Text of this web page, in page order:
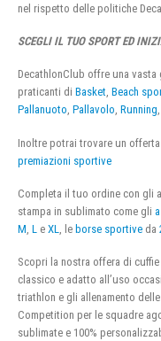
nel rispetto delle politiche
SCEGLI IL TUO SPORT ED
DecathlonClub offre una
praticanti di Basket, Beach
Pallanuoto, Pallavolo, Running,
Inoltre potrai trovare un
premiazioni sportive
Completa il tuo ordine con gli
stampa in sublimato come gli
M L e XL , le borse sportive da
Scopri la nostra offera di
classico e adatto all’uso
triathlon e gli allenamento
Competition per le squadre
sublimate e 100%